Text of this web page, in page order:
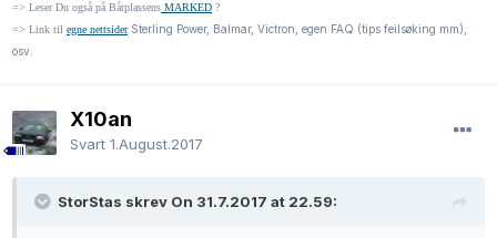
=> Leser Du også på Båtplassens MARKED ?
=> Link til egne nettsiderSterling Power, Balmar, Victron, egen FAQ (tips feilsøking mm),
osv.
X10an
Svart 1.August.2017
StorStas skrev On 31.7.2017 at 22.59: